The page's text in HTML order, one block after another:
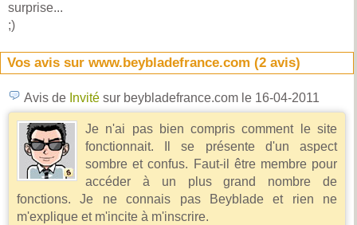
surprise...
;)
Vos avis sur www.beybladefrance.com (2 avis)
Avis de Invité sur beybladefrance.com le 16-04-2011
Je n'ai pas bien compris comment le site
fonctionnait. Il se présente d'un aspect
sombre et confus. Faut-il être membre pour
accéder à un plus grand nombre de
fonctions. Je ne connais pas Beyblade et rien ne
m'explique et m'incite à m'inscrire.